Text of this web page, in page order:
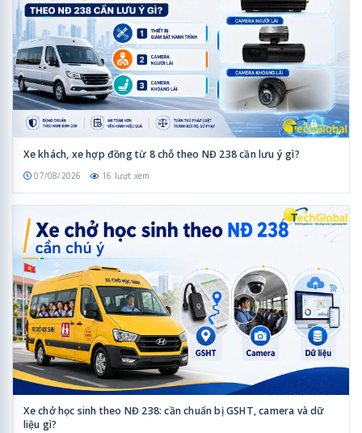
Xe khách, xe hợp đồng từ 8 chỗ theo NĐ 238 cần lưu ý gì?
07/08/2026 16 lượt xem
Xe chở học sinh theo NĐ 238: cần chuẩn bị GSHT, camera và dữ
liệu gì?